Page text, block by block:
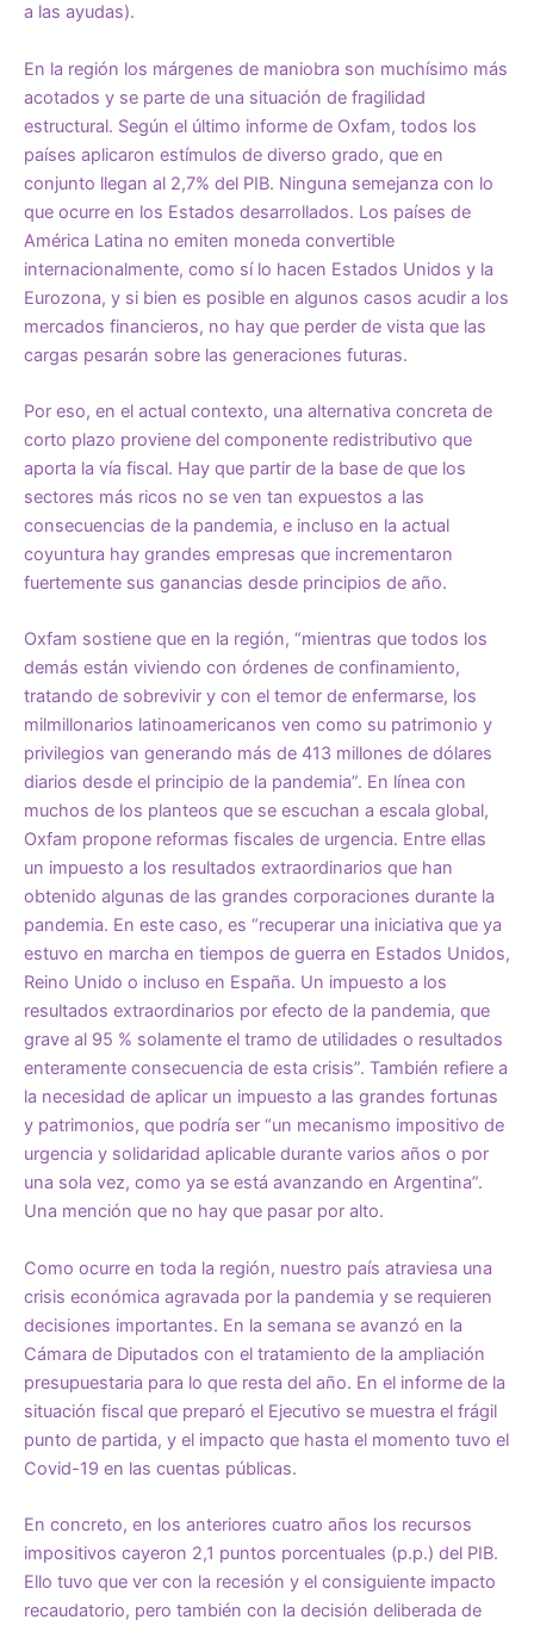
a las ayudas).
En la región los márgenes de maniobra son muchísimo más
acotados y se parte de una situación de fragilidad
estructural. Según el último informe de Oxfam, todos los
países aplicaron estímulos de diverso grado, que en
conjunto llegan al 2,7% del PIB. Ninguna semejanza con lo
que ocurre en los Estados desarrollados. Los países de
América Latina no emiten moneda convertible
internacionalmente, como sí lo hacen Estados Unidos y la
Eurozona, y si bien es posible en algunos casos acudir a los
mercados financieros, no hay que perder de vista que las
cargas pesarán sobre las generaciones futuras.
Por eso, en el actual contexto, una alternativa concreta de
corto plazo proviene del componente redistributivo que
aporta la vía fiscal. Hay que partir de la base de que los
sectores más ricos no se ven tan expuestos a las
consecuencias de la pandemia, e incluso en la actual
coyuntura hay grandes empresas que incrementaron
fuertemente sus ganancias desde principios de año.
Oxfam sostiene que en la región, “mientras que todos los
demás están viviendo con órdenes de confinamiento,
tratando de sobrevivir y con el temor de enfermarse, los
milmillonarios latinoamericanos ven como su patrimonio y
privilegios van generando más de 413 millones de dólares
diarios desde el principio de la pandemia”. En línea con
muchos de los planteos que se escuchan a escala global,
Oxfam propone reformas fiscales de urgencia. Entre ellas
un impuesto a los resultados extraordinarios que han
obtenido algunas de las grandes corporaciones durante la
pandemia. En este caso, es “recuperar una iniciativa que ya
estuvo en marcha en tiempos de guerra en Estados Unidos,
Reino Unido o incluso en España. Un impuesto a los
resultados extraordinarios por efecto de la pandemia, que
grave al 95 % solamente el tramo de utilidades o resultados
enteramente consecuencia de esta crisis”. También refiere a
la necesidad de aplicar un impuesto a las grandes fortunas
y patrimonios, que podría ser “un mecanismo impositivo de
urgencia y solidaridad aplicable durante varios años o por
una sola vez, como ya se está avanzando en Argentina”.
Una mención que no hay que pasar por alto.
Como ocurre en toda la región, nuestro país atraviesa una
crisis económica agravada por la pandemia y se requieren
decisiones importantes. En la semana se avanzó en la
Cámara de Diputados con el tratamiento de la ampliación
presupuestaria para lo que resta del año. En el informe de la
situación fiscal que preparó el Ejecutivo se muestra el frágil
punto de partida, y el impacto que hasta el momento tuvo el
Covid-19 en las cuentas públicas.
En concreto, en los anteriores cuatro años los recursos
impositivos cayeron 2,1 puntos porcentuales (p.p.) del PIB.
Ello tuvo que ver con la recesión y el consiguiente impacto
recaudatorio, pero también con la decisión deliberada de